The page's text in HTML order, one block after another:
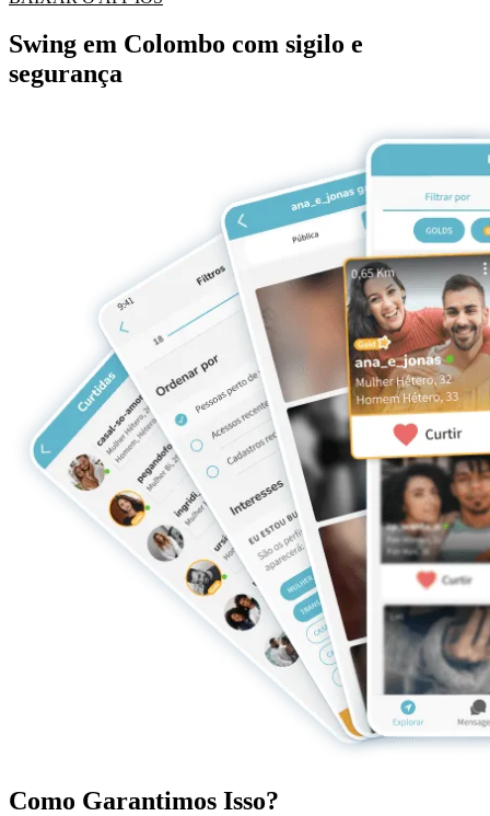
Swing em Colombo com sigilo e
segurança
Como Garantimos Isso?